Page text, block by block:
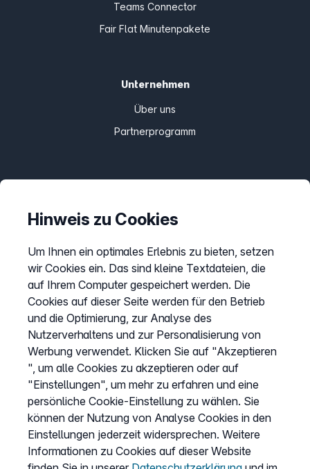
Teams Connector
Fair Flat Minutenpakete
Unternehmen
Über uns
Partnerprogramm
Preise
AGB
Datenschutz
Impressum
Cookies anpassen
Service
Hilfecenter
Wissen
Kündigung
Hinweis zu Cookies
Um Ihnen ein optimales Erlebnis zu bieten, setzen
wir Cookies ein. Das sind kleine Textdateien, die
auf Ihrem Computer gespeichert werden. Die
Cookies auf dieser Seite werden für den Betrieb
und die Optimierung, zur Analyse des
Nutzerverhaltens und zur Personalisierung von
Werbung verwendet. Klicken Sie auf "Akzeptieren
", um alle Cookies zu akzeptieren oder auf
"Einstellungen", um mehr zu erfahren und eine
persönliche Cookie-Einstellung zu wählen. Sie
können der Nutzung von Analyse Cookies in den
Einstellungen jederzeit widersprechen. Weitere
Informationen zu Cookies auf dieser Website